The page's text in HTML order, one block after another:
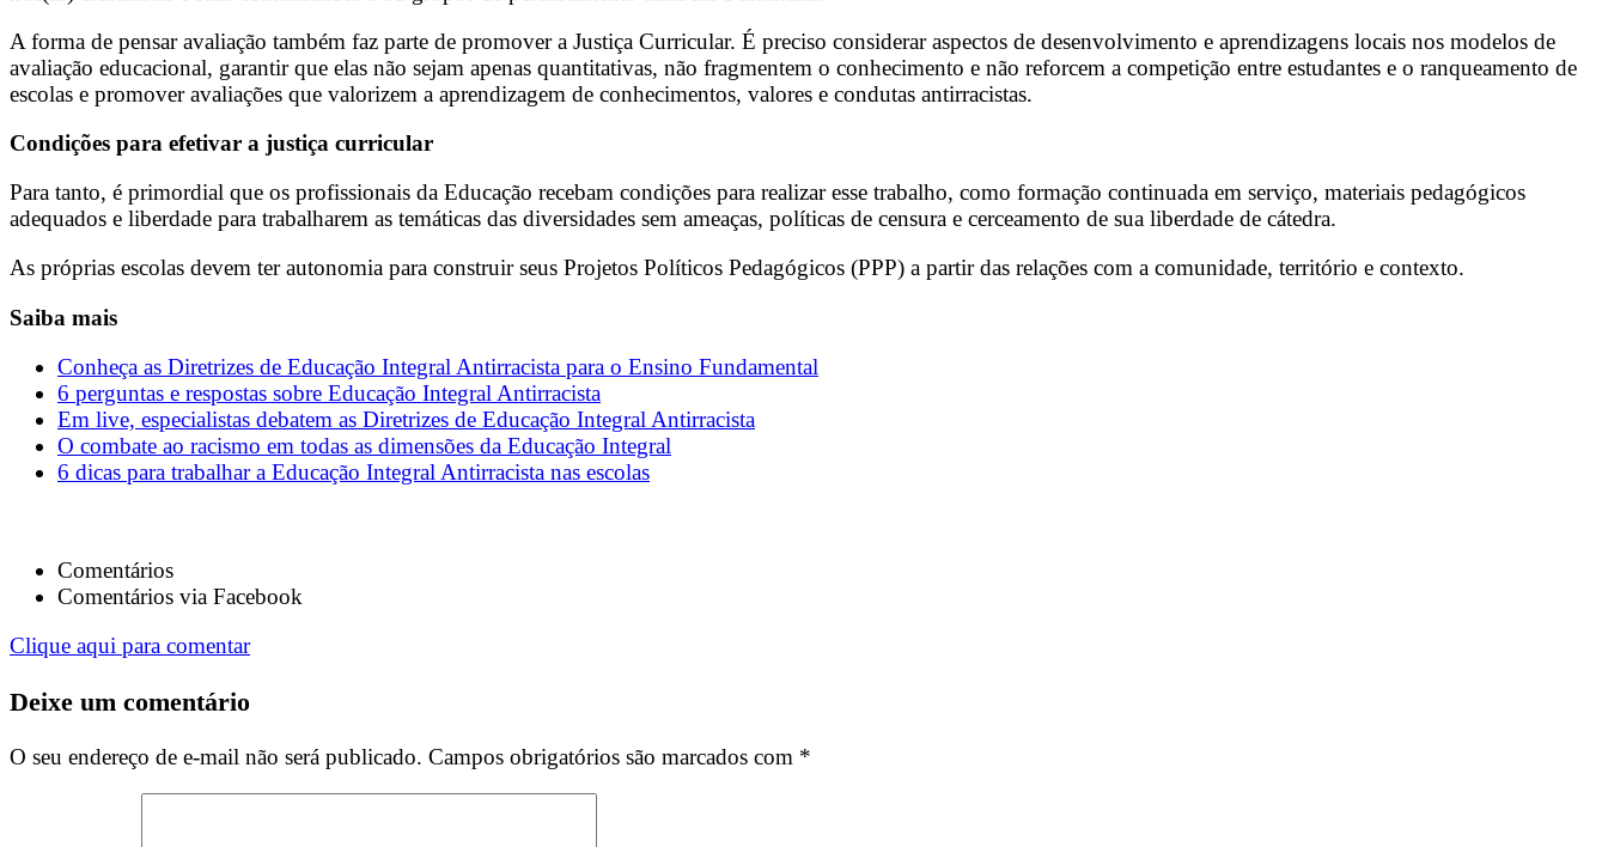
A forma de pensar avaliação também faz parte de promover a Justiça Curricular. É preciso considerar aspectos de desenvolvimento e aprendizagens locais nos modelos de
avaliação educacional, garantir que elas não sejam apenas quantitativas, não fragmentem o conhecimento e não reforcem a competição entre estudantes e o ranqueamento de
escolas e promover avaliações que valorizem a aprendizagem de conhecimentos, valores e condutas antirracistas.
Condições para efetivar a justiça curricular
Para tanto, é primordial que os profissionais da Educação recebam condições para realizar esse trabalho, como formação continuada em serviço, materiais pedagógicos
adequados e liberdade para trabalharem as temáticas das diversidades sem ameaças, políticas de censura e cerceamento de sua liberdade de cátedra.
As próprias escolas devem ter autonomia para construir seus Projetos Políticos Pedagógicos (PPP) a partir das relações com a comunidade, território e contexto.
Saiba mais
Conheça as Diretrizes de Educação Integral Antirracista para o Ensino Fundamental
6 perguntas e respostas sobre Educação Integral Antirracista
Em live, especialistas debatem as Diretrizes de Educação Integral Antirracista
O combate ao racismo em todas as dimensões da Educação Integral
6 dicas para trabalhar a Educação Integral Antirracista nas escolas
Comentários
Comentários via Facebook
Clique aqui para comentar
Deixe um comentário
O seu endereço de e-mail não será publicado. Campos obrigatórios são marcados com *